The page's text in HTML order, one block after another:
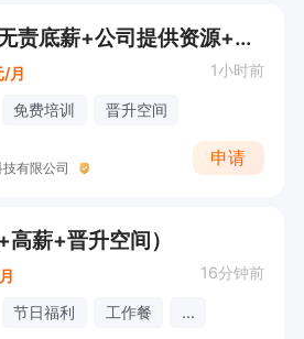
移动业务行销（无责底薪+公司提供资源+晋升空间）
/月 1小时前
免费培训 晋升空间
有限公司
申请
薪+晋升空间）
16分钟前
节日福利 工作餐 ...